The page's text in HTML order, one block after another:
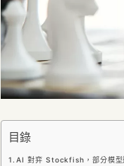
目錄
AI 對弈 Stockfish，部分模型